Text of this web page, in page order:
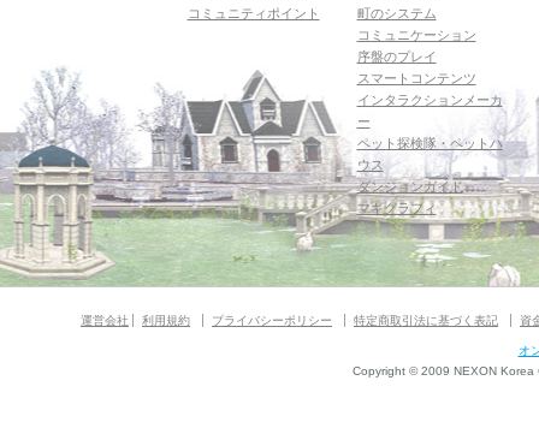
コミュニティポイント
町のシステム
コミュニケーション
序盤のプレイ
スマートコンテンツ
インタラクションメーカ
ー
ペット探検隊・ペットハ
ウス
ダンジョンガイド
マギグラフィ
運営会社 利用規約 プライバシーポリシー 特定商取引法に基づく表記 資
オ
Copyright © 2009 NEXON Korea